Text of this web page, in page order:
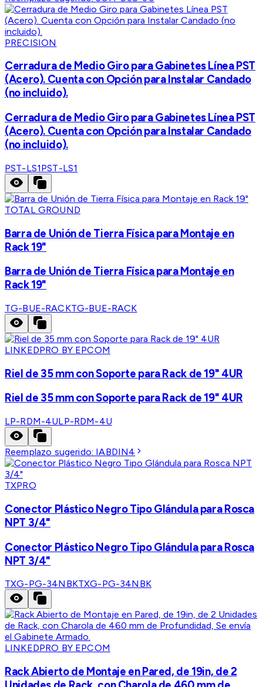
PRECISION
Cerradura de Medio Giro para Gabinetes Línea PST
(Acero). Cuenta con Opción para Instalar Candado
(no incluido).
Cerradura de Medio Giro para Gabinetes Línea PST
(Acero). Cuenta con Opción para Instalar Candado
(no incluido).
PST-LS1PST-LS1
TOTAL GROUND
Barra de Unión de Tierra Física para Montaje en
Rack 19"
Barra de Unión de Tierra Física para Montaje en
Rack 19"
TG-BUE-RACKTG-BUE-RACK
LINKEDPRO BY EPCOM
Riel de 35 mm con Soporte para Rack de 19" 4UR
Riel de 35 mm con Soporte para Rack de 19" 4UR
LP-RDM-4ULP-RDM-4U
Reemplazo sugerido: IABDIN4
TXPRO
Conector Plástico Negro Tipo Glándula para Rosca
NPT 3/4"
Conector Plástico Negro Tipo Glándula para Rosca
NPT 3/4"
TXG-PG-34NBKTXG-PG-34NBK
LINKEDPRO BY EPCOM
Rack Abierto de Montaje en Pared, de 19in, de 2